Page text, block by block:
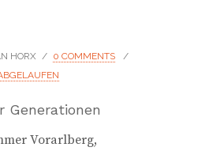
HORX / 0 COMMENTS
/
Generationen
Vorarlberg,